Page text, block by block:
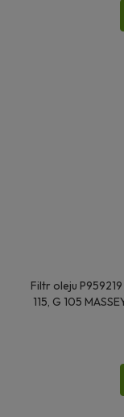
Filtr oleju P959219
115, G 105